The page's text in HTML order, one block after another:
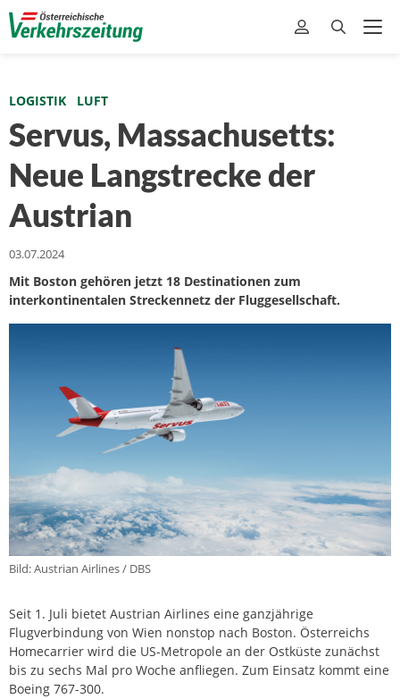
LOGISTIK LUFT
Servus, Massachusetts:
Neue Langstrecke der
Austrian
03.07.2024
Mit Boston gehören jetzt 18 Destinationen zum
interkontinentalen Streckennetz der Fluggesellschaft.
Bild: Austrian Airlines / DBS
Seit 1. Juli bietet Austrian Airlines eine ganzjährige
Flugverbindung von Wien nonstop nach Boston. Österreichs
Homecarrier wird die US-Metropole an der Ostküste zunächst
bis zu sechs Mal pro Woche anfliegen. Zum Einsatz kommt eine
Boeing 767-300.